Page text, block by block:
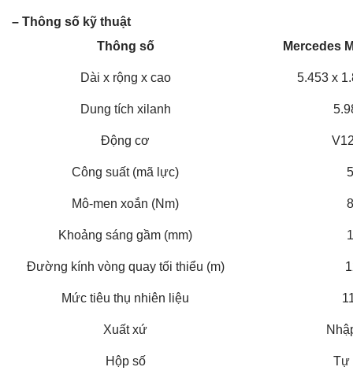
– Thông số kỹ thuật
Thông số
Mercedes
Dài x rộng x cao 5.453 x
Dung tích xilanh
Động cơ
Công suất (mã lực)
Mô-men xoắn (Nm)
Khoảng sáng gầm (mm)
Đường kính vòng quay tối thiểu (m)
Mức tiêu thụ nhiên liệu
Xuất xứ
Hộp số Tự